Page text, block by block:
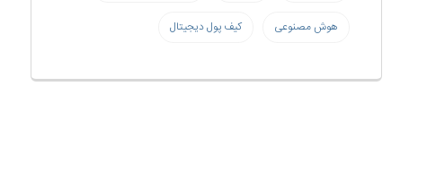
هوش مصنوعی کیف پول دیجیتال